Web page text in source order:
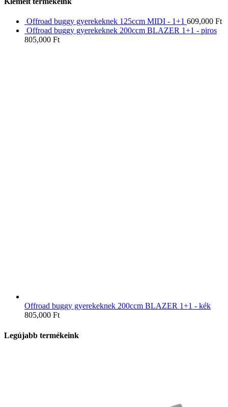
Offroad buggy gyerekeknek 125ccm MIDI - 1+1 609,000 Ft
Offroad buggy gyerekeknek 200ccm BLAZER 1+1 - piros
805,000 Ft
Offroad buggy gyerekeknek 200ccm BLAZER 1+1 - kék
805,000 Ft
Legújabb termékeink